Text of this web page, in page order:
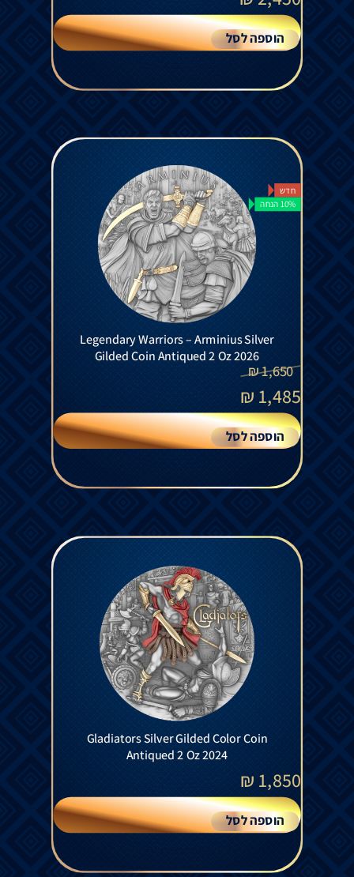
הוספה לסל
חדש
10% הנחה
Legendary Warriors – Arminius Silver
Gilded Coin Antiqued 2 Oz 2026
1,650
₪
1,485
₪
הוספה לסל
Gladiators Silver Gilded Color Coin
Antiqued 2 Oz 2024
1,850
₪
הוספה לסל